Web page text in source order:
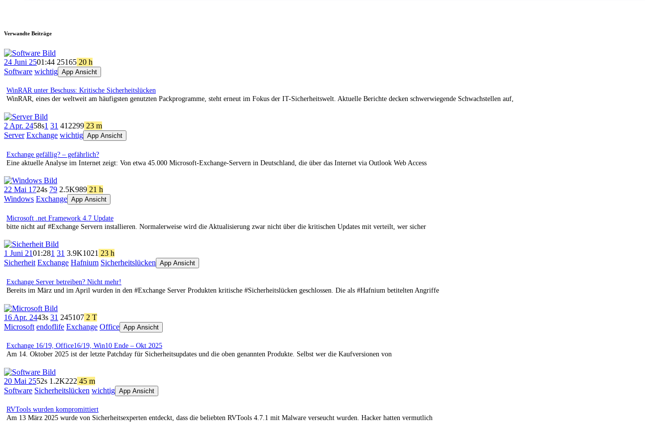
Verwandte Beiträge
24 Juni 2501:44 25165 20 h
Software wichtig App Ansicht
WinRAR unter Beschuss: Kritische Sicherheitslücken
WinRAR, eines der weltweit am häufigsten genutzten Packprogramme, steht erneut im Fokus der IT-Sicherheitswelt. Aktuelle Berichte decken schwerwiegende Schwachstellen auf,
2 Apr. 2458s1 31 412299 23 m
Server Exchange wichtig App Ansicht
Exchange gefällig? – gefährlich?
Eine aktuelle Analyse im Internet zeigt: Von etwa 45.000 Microsoft-Exchange-Servern in Deutschland, die über das Internet via Outlook Web Access
22 Mai 1724s 79 2.5K989 21 h
Windows Exchange App Ansicht
Microsoft .net Framework 4.7 Update
bitte nicht auf #Exchange Servern installieren. Normalerweise wird die Aktualisierung zwar nicht über die kritischen Updates mit verteilt, wer sicher
1 Juni 2101:281 31 3.9K1021 23 h
Sicherheit Exchange Hafnium Sicherheitslücken App Ansicht
Exchange Server betreiben? Nicht mehr!
Bereits im März und im April wurden in den #Exchange Server Produkten kritische #Sicherheitslücken geschlossen. Die als #Hafnium betitelten Angriffe
16 Apr. 2443s 31 245107 2 T
Microsoft endoflife Exchange Office App Ansicht
Exchange 16/19, Office16/19, Win10 Ende – Okt 2025
Am 14. Oktober 2025 ist der letzte Patchday für Sicherheitsupdates und die oben genannten Produkte. Selbst wer die Kaufversionen von
20 Mai 2552s 1.2K222 45 m
Software Sicherheitslücken wichtig App Ansicht
RVTools wurden kompromittiert
Am 13 März 2025 wurde von Sicherheitsexperten entdeckt, dass die beliebten RVTools 4.7.1 mit Malware verseucht wurden. Hacker hatten vermutlich